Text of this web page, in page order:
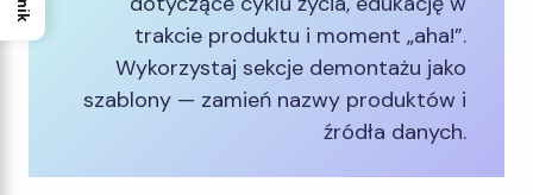
trakcie produktu i moment „aha!”.
Wykorzystaj sekcje demontażu jako
szablony — zamień nazwy produktów i
źródła danych.